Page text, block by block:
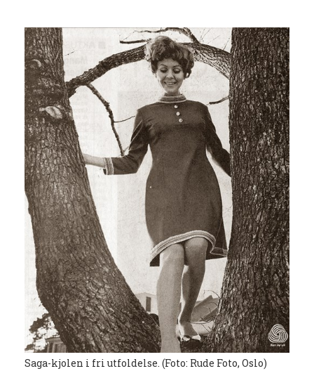
Saga-kjolen i fri utfoldelse. (Foto: Rude Foto, Oslo)